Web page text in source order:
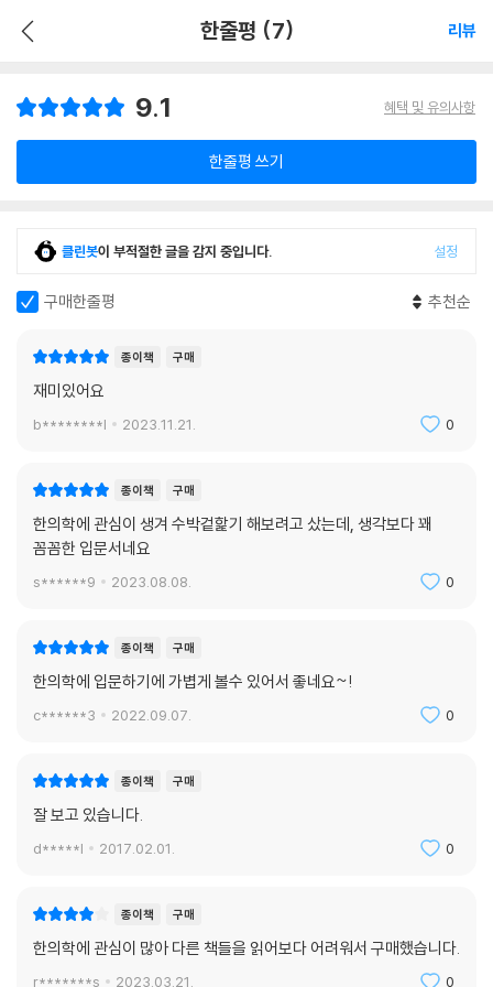
한줄평 (7) 리뷰
9.1 혜택 및 유의사항
한줄평 쓰기
클린봇이 부적절한 글을 감지 중입니다. 설정
구매한줄평 추천순
종이책 구매
재미있어요
b********l 2023.11.21. 0
종이책 구매
한의학에 관심이 생겨 수박겉핥기 해보려고 샀는데, 생각보다 꽤
꼼꼼한 입문서네요
s******9 2023.08.08. 0
종이책 구매
한의학에 입문하기에 가볍게 볼수 있어서 좋네요~!
c******3 2022.09.07. 0
종이책 구매
잘 보고 있습니다.
d*****l 2017.02.01. 0
종이책 구매
한의학에 관심이 많아 다른 책들을 읽어보다 어려워서 구매했습니다.
r*******s 2023.03.21. 0